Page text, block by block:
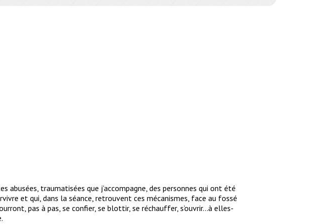
abusées, traumatisées que j’accompagne, des personnes qui ont été
et qui, dans la séance, retrouvent ces mécanismes, face au fossé
pas à pas, se confier, se blottir, se réchauffer, s’ouvrir…à elles-